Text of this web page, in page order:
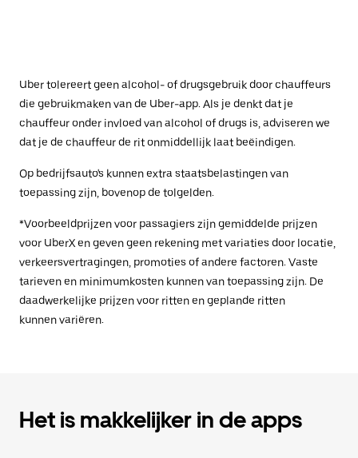
Uber tolereert geen alcohol- of drugsgebruik door chauffeurs
die gebruikmaken van de Uber-app. Als je denkt dat je
chauffeur onder invloed van alcohol of drugs is, adviseren we
dat je de chauffeur de rit onmiddellijk laat beëindigen.
Op bedrijfsauto's kunnen extra staatsbelastingen van
toepassing zijn, bovenop de tolgelden.
*Voorbeeldprijzen voor passagiers zijn gemiddelde prijzen
voor UberX en geven geen rekening met variaties door locatie,
verkeersvertragingen, promoties of andere factoren. Vaste
tarieven en minimumkosten kunnen van toepassing zijn. De
daadwerkelijke prijzen voor ritten en geplande ritten
kunnen variëren.
Het is makkelijker in de apps